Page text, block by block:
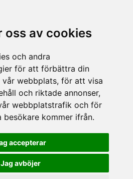
oss av cookies
och andra
för att förbättra din
vår webbplats, för att visa
och riktade annonser,
webbplatstrafik och för
kommer ifrån.
accepterar
Jag avböjer